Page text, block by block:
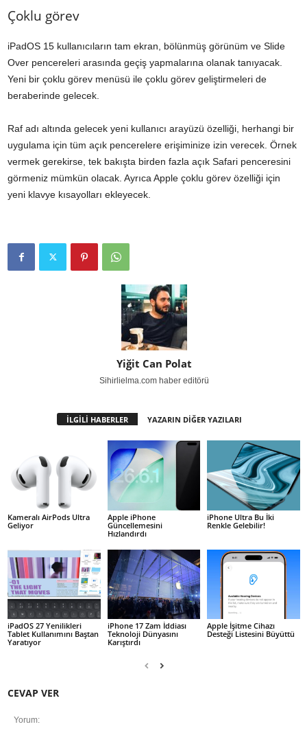
Çoklu görev
iPadOS 15 kullanıcıların tam ekran, bölünmüş görünüm ve Slide
Over pencereleri arasında geçiş yapmalarına olanak tanıyacak.
Yeni bir çoklu görev menüsü ile çoklu görev geliştirmeleri de
beraberinde gelecek.
Raf adı altında gelecek yeni kullanıcı arayüzü özelliği, herhangi bir
uygulama için tüm açık pencerelere erişiminize izin verecek. Örnek
vermek gerekirse, tek bakışta birden fazla açık Safari penceresini
görmeniz mümkün olacak. Ayrıca Apple çoklu görev özelliği için
yeni klavye kısayolları ekleyecek.
Yiğit Can Polat
Sihirlielma.com haber editörü
İLGİLİ HABERLER YAZARIN DİĞER YAZILARI
Kameralı AirPods Ultra
Geliyor
Apple iPhone
Güncellemesini
Hızlandırdı
iPhone Ultra Bu İki
Renkle Gelebilir!
iPadOS 27 Yenilikleri
Tablet Kullanımını Baştan
Yaratıyor
iPhone 17 Zam İddiası
Teknoloji Dünyasını
Karıştırdı
Apple İşitme Cihazı
Desteği Listesini Büyüttü
CEVAP VER